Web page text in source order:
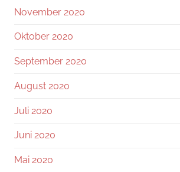
November 2020
Oktober 2020
September 2020
August 2020
Juli 2020
Juni 2020
Mai 2020